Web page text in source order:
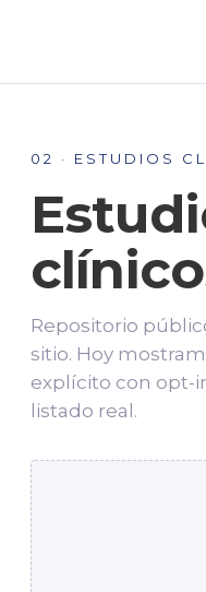
02 · ESTUDIOS
Repositorio
sitio. Hoy
explícito con opt-
listado real.